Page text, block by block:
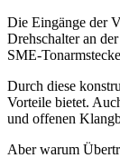
Die Eingänge der
Drehschalter an
SME-
Durch diese
Vorteile bietet.
und offenen
Aber warum